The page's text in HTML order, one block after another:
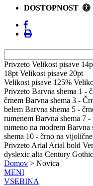
DOSTOPNOST
Privzeto Velikost pisave
18pt Velikost pisave 20pt
Velikost pisave 125%
Privzeto Barvna shema 1 -
črnem Barvna shema 3 -
belem Barvna shema 5 -
rumenem Barvna shema 7
rumeno na modrem Barvna
shema 10 - črno na
Privzeto Arial Arial bold
dyslexic alta Century
Domov > Novica
MENI
VSEBINA